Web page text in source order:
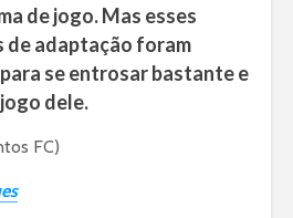
de jogo. Mas esses
de adaptação foram
se entrosar bastante e
dele.
FC)